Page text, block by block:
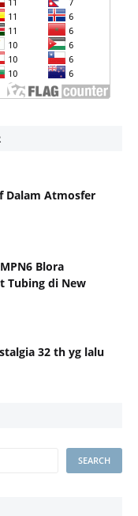
Dalam Atmosfer
Blora
Tubing di New
32 th yg lalu